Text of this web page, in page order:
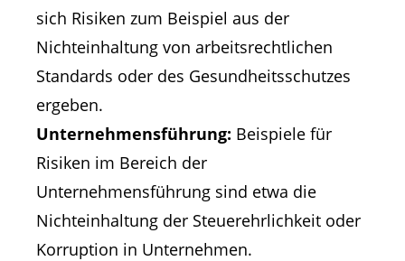
sich Risiken zum Beispiel aus der
Nichteinhaltung von arbeitsrechtlichen
Standards oder des Gesundheitsschutzes
ergeben.
Unternehmensführung: Beispiele für
Risiken im Bereich der
Unternehmensführung sind etwa die
Nichteinhaltung der Steuerehrlichkeit oder
Korruption in Unternehmen.